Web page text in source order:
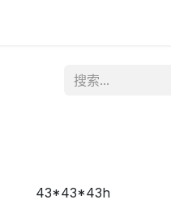
43*43*43h